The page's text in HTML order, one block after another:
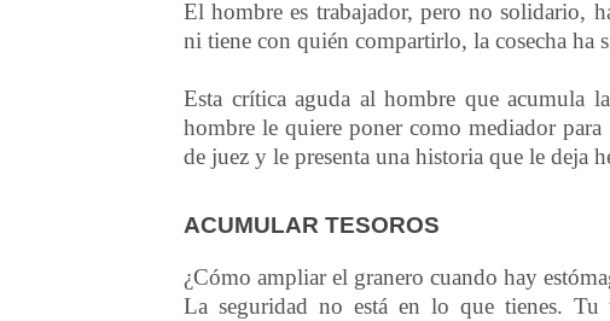
El hombre es trabajador, pero no solidario,
ni tiene con quién compartirlo, la cosecha ha
Esta crítica aguda al hombre que acumula
hombre le quiere poner como mediador
de juez y le presenta una historia que le deja
ACUMULAR TESOROS
¿Cómo ampliar el granero cuando hay
La seguridad no está en lo que tienes.